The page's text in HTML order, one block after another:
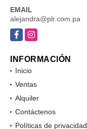
EMAIL
alejandra@plr.com.pa
FacebookInstagram
INFORMACIÓN
Inicio
Ventas
Alquiler
Contáctenos
Políticas de privacidad